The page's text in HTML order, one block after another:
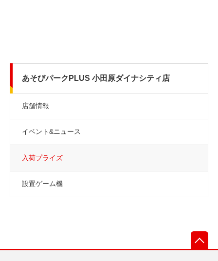
あそびパークPLUS 小田原ダイナシティ店
店舗情報
イベント&ニュース
入荷プライズ
設置ゲーム機